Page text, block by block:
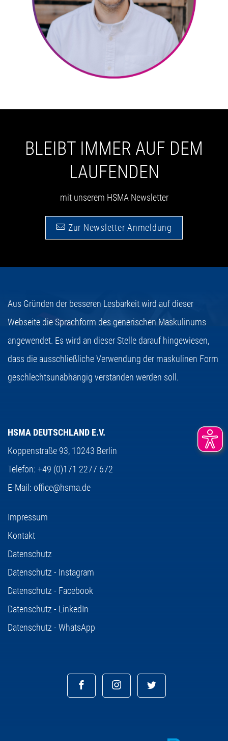
BLEIBT IMMER AUF DEM
LAUFENDEN
mit unserem HSMA Newsletter
Zur Newsletter Anmeldung
Aus Gründen der besseren Lesbarkeit wird auf dieser
Webseite die Sprachform des generischen Maskulinums
angewendet. Es wird an dieser Stelle darauf hingewiesen,
dass die ausschließliche Verwendung der maskulinen Form
geschlechtsunabhängig verstanden werden soll.
HSMA DEUTSCHLAND E.V.
Koppenstraße 93, 10243 Berlin
Telefon: +49 (0)171 2277 672
E-Mail: office@hsma.de
Impressum
Kontakt
Datenschutz
Datenschutz - Instagram
Datenschutz - Facebook
Datenschutz - LinkedIn
Datenschutz - WhatsApp